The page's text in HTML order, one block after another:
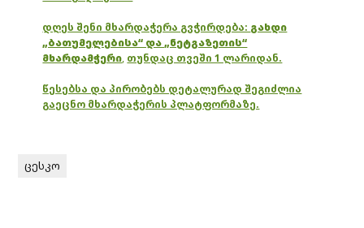
დღეს შენი მხარდაჭერა გვჭირდება: გახდი
„ბათუმელებისა“ და „ნეტგაზეთის“
მხარდამჭერი, თუნდაც თვეში 1 ლარიდან.
წესებსა და პირობებს დეტალურად შეგიძლია
გაეცნო მხარდაჭერის პლატფორმაზე.
ცესკო